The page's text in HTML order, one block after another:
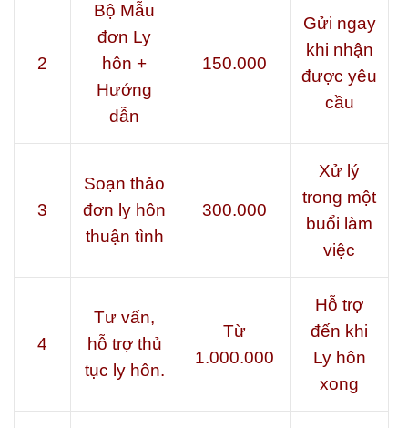
2
Bộ Mẫu
đơn Ly
hôn +
Hướng
dẫn
150.000
Gửi ngay
khi nhận
được yêu
cầu
3
Soạn thảo
đơn ly hôn
thuận tình
300.000
Xử lý
trong một
buổi làm
việc
4
Tư vấn,
hỗ trợ thủ
tục ly hôn.
Từ
1.000.000
Hỗ trợ
đến khi
Ly hôn
xong